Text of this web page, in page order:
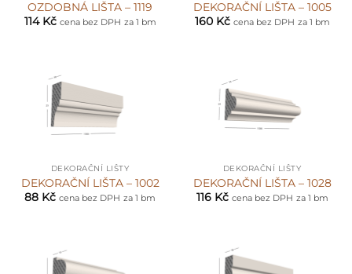
OZDOBNÁ LIŠTA – 1119
114 Kč cena bez DPH za 1 bm
DEKORAČNÍ LIŠTA – 1005
160 Kč cena bez DPH za 1 bm
DEKORAČNÍ LIŠTY
DEKORAČNÍ LIŠTA – 1002
88 Kč cena bez DPH za 1 bm
DEKORAČNÍ LIŠTY
DEKORAČNÍ LIŠTA – 1028
116 Kč cena bez DPH za 1 bm